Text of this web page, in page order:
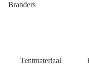
Branders
Tentmateriaal